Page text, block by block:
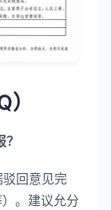
回意见完
。建议允分